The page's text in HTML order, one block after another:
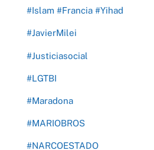
#Islam #Francia #Yihad
#JavierMilei
#Justiciasocial
#LGTBI
#Maradona
#MARIOBROS
#NARCOESTADO